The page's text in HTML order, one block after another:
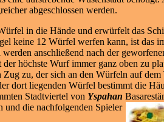
abgeschlossen werden.
in die Hände und erwürfelt das
keine 12 Würfel werfen kann, ist das
anschließend nach der
höchste Wurf immer ganz oben zu
zu, der sich an den Würfeln auf dem
dort liegenden Würfel bestimmt die
Stadtviertel von Yspahan
die nachfolgenden Spieler